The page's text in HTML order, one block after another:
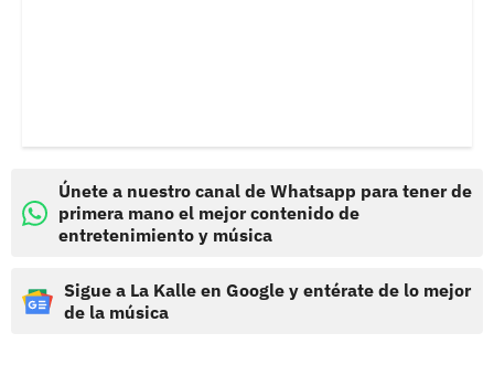
Únete a nuestro canal de Whatsapp para tener de
primera mano el mejor contenido de
entretenimiento y música
Sigue a La Kalle en Google y entérate de lo mejor
de la música